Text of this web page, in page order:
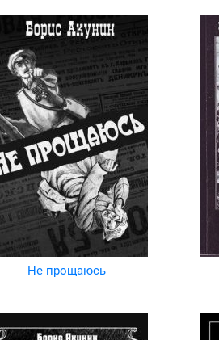
Не прощаюсь